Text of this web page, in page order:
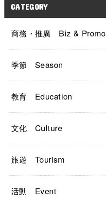
CATEGORY
商務・推廣 Biz & Promo
季節 Season
教育 Education
文化 Culture
旅遊 Tourism
活動 Event